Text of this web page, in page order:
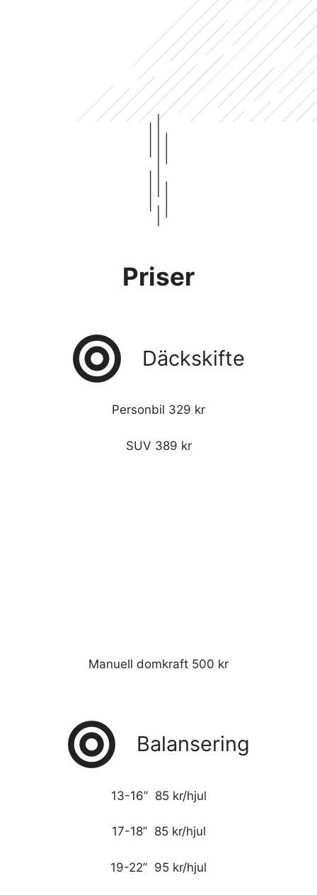
Priser
Däckskifte
Personbil 329 kr
SUV 389 kr
Manuell domkraft 500 kr
Balansering
13-16” 85 kr/hjul
17-18” 85 kr/hjul
19-22” 95 kr/hjul